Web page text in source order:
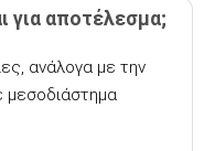
για αποτέλεσμα;
ανάλογα με την
μεσοδιάστημα